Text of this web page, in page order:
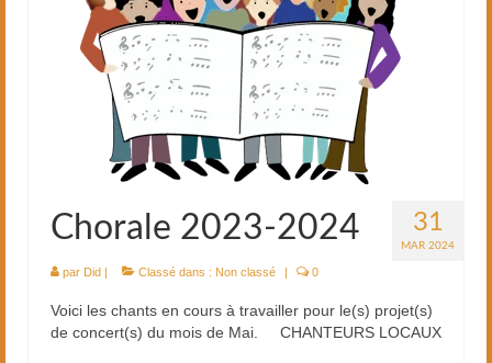
31
MAR 2024
Chorale 2023-2024
par Did | Classé dans : Non classé | 0
Voici les chants en cours à travailler pour le(s) projet(s)
de concert(s) du mois de Mai. CHANTEURS LOCAUX